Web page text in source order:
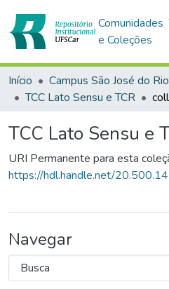
Comunidades
e Coleções
Início
TCC Lato Sensu e TCR
TCC Lato Sensu e
URI Permanente para esta
https://hdl.handle.net/
Navegar